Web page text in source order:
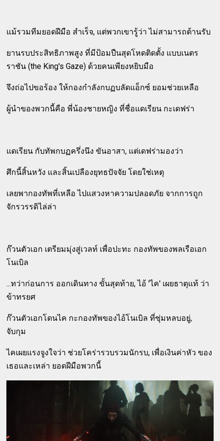
แม้รวมทีมยอดฝีมือ สำเร็จ, แต่พวกเขารู้ว่า ไม่สามารถต้านรับ
ยานรบประสิทธิภาพสูง ที่มีป้อมปืนสุดโหดติดตั้ง แบบเนตร
ราชัน (the King's Gaze) ด้วยคนเพียงหยิบมือ
จึงถ่อไปขอร้อง ให้กองกำลังกบฏบลัดแอ็กซ์ ยอมช่วยเหลือ
ผู้นำของพวกนี้คือ พี่น้องชายหญิง ที่ชื่อแดเรียน กะเดฟร่า
แดเรียน กับทัพกบฏครึ่งนึง ขันอาสา, แต่เดฟร่ามองว่า
ศึกนี้สิ้นหวัง และสิ้นเปลืองยุทธปัจจัย โดยใช่เหตุ
เลยพากองทัพที่เหลือ ไปแสวงหาความปลอดภัย จากการถูก
จักรวรรดิไล่ล่า
ก๊วนตัวเอก เตรียมมุ่งสู่เวลท์ เพื่อปะทะ กองทัพของพลเรือเอก
โนเบิล
...ทว่าก่อนการ ออกเดินทาง ขั้นสุดท้าย, ไอ้ 'ไค' เผยธาตุแท้ ว่า
ข้าทรยศ
ก๊วนตัวเอกโดนไค กะกองทัพของไอ้โนเบิล ที่ซุ่มหลบอยู่,
จับกุม
ไคเผยแรงจูงใจว่า ช่วยโคร่ารวบรวมนักรบ, เพื่อเงินค่าหัว ของ
เธอและเหล่า ยอดฝีมือพวกนี้